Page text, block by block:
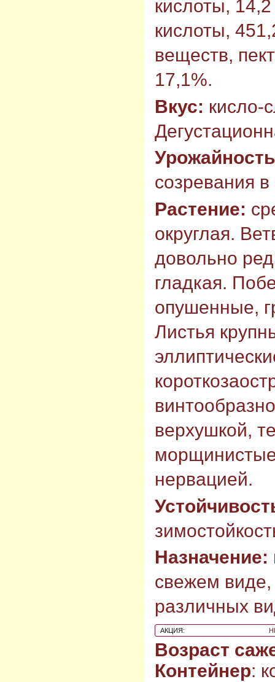
кислоты,
кислоты,
веществ,
17,1%.
Вкус: кисло-
созревания
Растение:
округлая.
довольно
гладкая.
опушенные,
Листья
верхушкой,
нервацией.
Назначение:
свежем
различных
АКЦИЯ:
Возраст
Контейнер: